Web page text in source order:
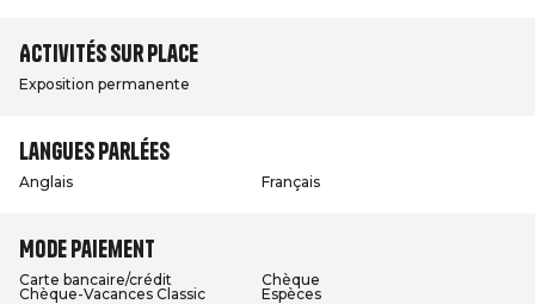
Activités sur place
Exposition permanente
Langues parlées
Anglais Français
Mode paiement
Carte bancaire/crédit
Chèque
Chèque-Vacances Classic
Espèces